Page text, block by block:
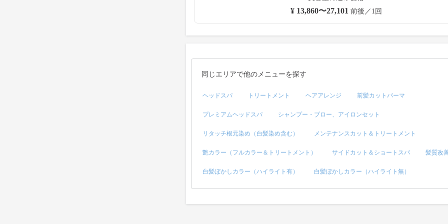
¥ 13,860〜27,101 前後／1回
同じエリアで他のメニューを探す
ヘッドスパ トリートメント ヘアアレンジ 前髪カットパーマ
プレミアムヘッドスパ シャンプー・ブロー、アイロンセット
リタッチ根元染め（白髪染め含む） メンテナンスカット＆トリートメント
艶カラー（フルカラー＆トリートメント） サイドカット＆ショートスパ 髪質改
白髪ぼかしカラー（ハイライト有） 白髪ぼかしカラー（ハイライト無）